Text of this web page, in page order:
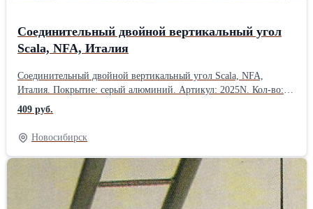
Соединительный двойной вертикальный угол
Scala, NFA, Италия
Соединительный двойной вертикальный угол Scala, NFA,
Италия. Покрытие: серый алюминий. Артикул: 2025N. Кол-во: 6
шт. Производство: NFA, Италия. Товар в наличии в
Новосибирске.Производитель: NFA, Италия
409 руб.
Новосибирск